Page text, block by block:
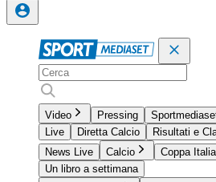
Video Pressing
Live
Diretta Calcio
Risultati e
News Live
Calcio Coppa Italia
Un libro a settimana